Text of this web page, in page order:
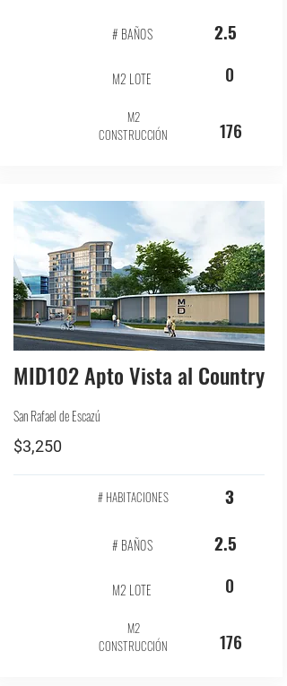
# BAÑOS 2.5
M2 LOTE 0
M2
CONSTRUCCIÓN
176
MID102 Apto Vista al Country
San Rafael de Escazú
$3,250
# HABITACIONES 3
# BAÑOS 2.5
M2 LOTE 0
M2
CONSTRUCCIÓN
176